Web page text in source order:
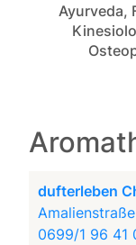
Ayurveda,
dufterleben
0699/1 96 41